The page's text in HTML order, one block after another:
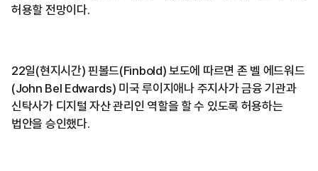
허용할 전망이다.
22일(현지시간) 핀볼드(Finbold) 보도에 따르면 존 벨 에드워드
(John Bel Edwards) 미국 루이지애나 주지사가 금융 기관과
신탁사가 디지털 자산 관리인 역할을 할 수 있도록 허용하는
법안을 승인했다.